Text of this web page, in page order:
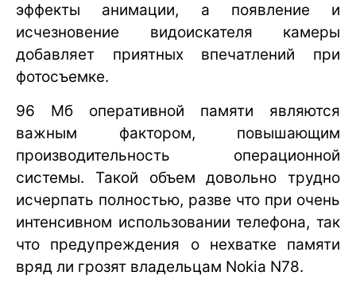
эффекты анимации, а появление и
исчезновение видоискателя камеры
добавляет приятных впечатлений при
фотосъемке.
96 Мб оперативной памяти являются
важным фактором, повышающим
производительность операционной
системы. Такой объем довольно трудно
исчерпать полностью, разве что при очень
интенсивном использовании телефона, так
что предупреждения о нехватке памяти
вряд ли грозят владельцам Nokia N78.